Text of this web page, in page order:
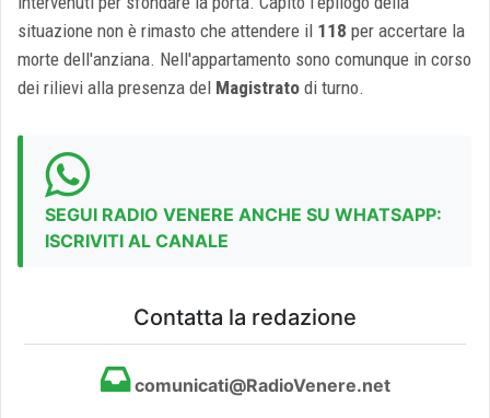
situazione non è rimasto che attendere il 118 per accertare la
morte dell'anziana. Nell'appartamento sono comunque in corso
dei rilievi alla presenza del Magistrato di turno.
SEGUI RADIO VENERE ANCHE SU WHATSAPP:
ISCRIVITI AL CANALE
Contatta la redazione
comunicati@RadioVenere.net